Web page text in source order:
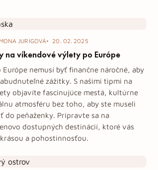
JURIGOVÁ 20. 02. 2025
na víkendové výlety po Európe
Európe nemusí byť finančne náročné, aby
zážitky. S našimi tipmi na
objavíte fascinujúce mestá, kultúrne
atmosféru bez toho, aby ste museli
do peňaženky. Pripravte sa na
dostupných destinácií, ktoré vás
a pohostinnosťou.